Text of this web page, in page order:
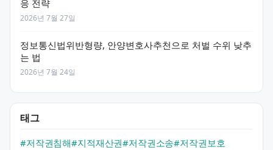
응 전략
2026년 7월 27일
정보통신법위반형량, 안양변호사추천으로 처벌 수위 낮추
는 법
2026년 7월 24일
태그
#저작권침해#지적재산권#저작권소송#저작권보호